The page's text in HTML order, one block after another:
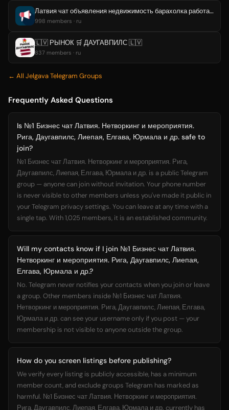
Латвия чат объявления недвижимость барахолка работа Рига Даугавпилс Лиепая
998 members · ru
🇱🇻 РЫНОК 🛒 ДАУГАВПИЛС 🇱🇻
837 members · ru
← All Jelgava Telegram Groups
Frequently Asked Questions
Is №1 Бизнес чат Латвия. Нетворкинг и мероприятия.
Рига, Даугавпилс, Лиепая, Елгава, Юрмала и др. safe to
join?
№1 Бизнес чат Латвия. Нетворкинг и мероприятия. Рига,
Даугавпилс, Лиепая, Елгава, Юрмала и др. is a public Telegram
group — anyone can join without invitation. Your phone number
is never visible to other members unless you've made it public in
your Telegram privacy settings. You can leave at any time with a
single tap. With 1,025 members, it is an established community.
Will my contacts know if I join №1 Бизнес чат Латвия.
Нетворкинг и мероприятия. Рига, Даугавпилс, Лиепая,
Елгава, Юрмала и др.?
No. Telegram never notifies your contacts when you join or leave
a group. Other members inside №1 Бизнес чат Латвия.
Нетворкинг и мероприятия. Рига, Даугавпилс, Лиепая, Елгава,
Юрмала и др. can see your username only if you post — your
membership is not visible to anyone outside the group.
How do you screen listings before publishing?
We verify every listing is publicly accessible, has a minimum
member count, and exclude groups Telegram has marked as
harmful. №1 Бизнес чат Латвия. Нетворкинг и мероприятия.
Рига, Даугавпилс, Лиепая, Елгава, Юрмала и др. currently has